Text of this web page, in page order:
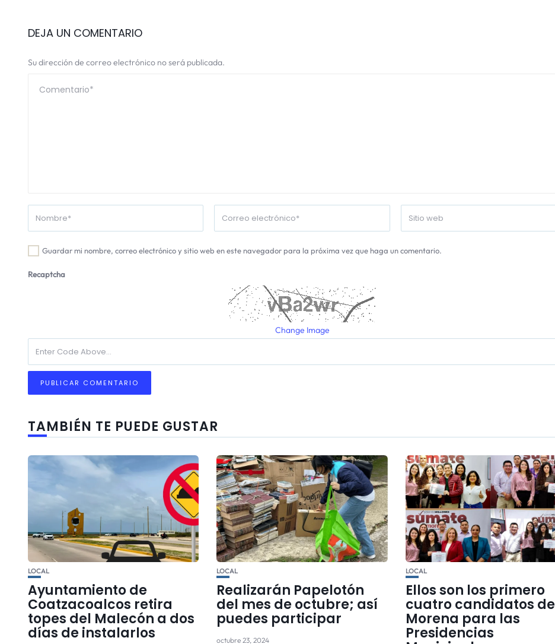
DEJA UN COMENTARIO
Su dirección de correo electrónico no será publicada.
Guardar mi nombre, correo electrónico y sitio web en este navegador para la próxima vez que haga un comentario.
Recaptcha
Change Image
TAMBIÉN TE PUEDE GUSTAR
LOCAL
Ayuntamiento de
Coatzacoalcos retira
topes del Malecón a dos
días de instalarlos
LOCAL
Realizarán Papelotón
del mes de octubre; así
puedes participar
octubre 23, 2024
LOCAL
Ellos son los primero
cuatro candidatos de
Morena para las
Presidencias